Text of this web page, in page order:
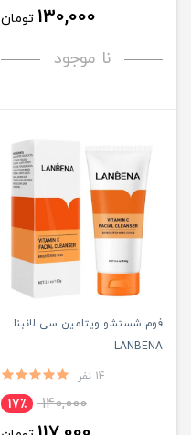
130,000 تومان
نا موجود
فوم شستشو ویتامین سی لانبنا
LANBENA
14 نفر
140,000 17٪